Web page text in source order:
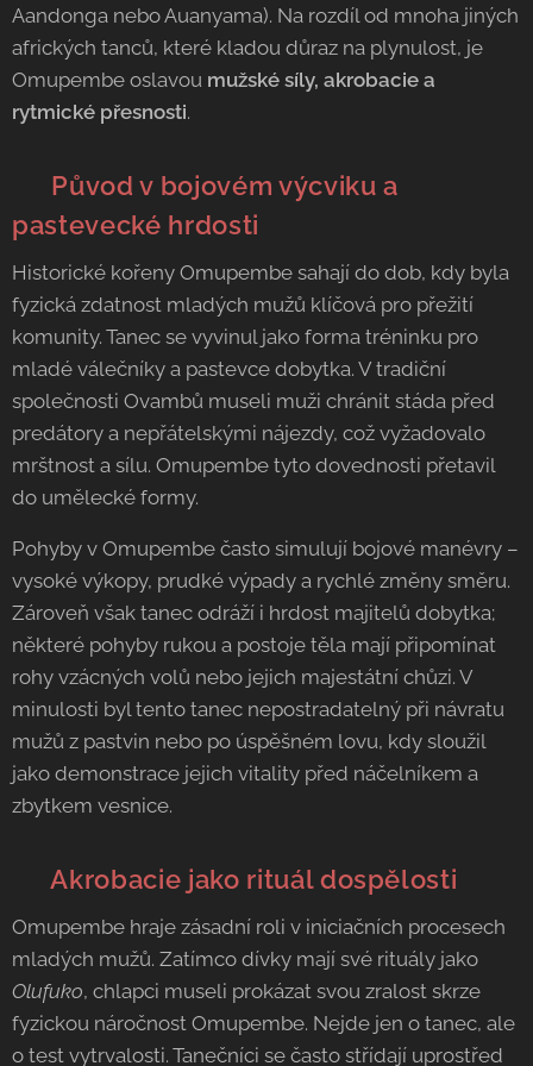
Aandonga nebo Auanyama). Na rozdíl od mnoha jiných
afrických tanců, které kladou důraz na plynulost, je
Omupembe oslavou mužské síly, akrobacie a
rytmické přesnosti.
🛡️ Původ v bojovém výcviku a
pastevecké hrdosti
Historické kořeny Omupembe sahají do dob, kdy byla
fyzická zdatnost mladých mužů klíčová pro přežití
komunity. Tanec se vyvinul jako forma tréninku pro
mladé válečníky a pastevce dobytka. V tradiční
společnosti Ovambů museli muži chránit stáda před
predátory a nepřátelskými nájezdy, což vyžadovalo
mrštnost a sílu. Omupembe tyto dovednosti přetavil
do umělecké formy.
Pohyby v Omupembe často simulují bojové manévry –
vysoké výkopy, prudké výpady a rychlé změny směru.
Zároveň však tanec odráží i hrdost majitelů dobytka;
některé pohyby rukou a postoje těla mají připomínat
rohy vzácných volů nebo jejich majestátní chůzi. V
minulosti byl tento tanec nepostradatelný při návratu
mužů z pastvin nebo po úspěšném lovu, kdy sloužil
jako demonstrace jejich vitality před náčelníkem a
zbytkem vesnice.
🤸 Akrobacie jako rituál dospělosti
Omupembe hraje zásadní roli v iniciačních procesech
mladých mužů. Zatímco dívky mají své rituály jako
Olufuko, chlapci museli prokázat svou zralost skrze
fyzickou náročnost Omupembe. Nejde jen o tanec, ale
o test vytrvalosti. Tanečníci se často střídají uprostřed